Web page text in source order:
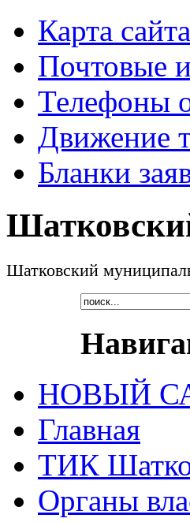
Карта сайта
Почтовые
Телефоны
Движение
Бланки
Шатковский
НОВЫЙ
Главная
ТИК
Органы